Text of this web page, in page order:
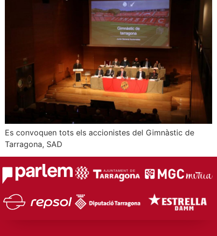
Es convoquen tots els accionistes del Gimnàstic de
Tarragona, SAD